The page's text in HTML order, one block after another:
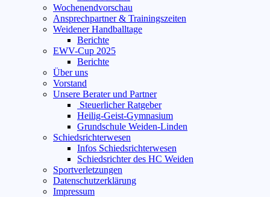
Wochenendvorschau
Ansprechpartner & Trainingszeiten
Weidener Handballtage
Berichte
EWV-Cup 2025
Berichte
Über uns
Vorstand
Unsere Berater und Partner
Steuerlicher Ratgeber
Heilig-Geist-Gymnasium
Grundschule Weiden-Linden
Schiedsrichterwesen
Infos Schiedsrichterwesen
Schiedsrichter des HC Weiden
Sportverletzungen
Datenschutzerklärung
Impressum